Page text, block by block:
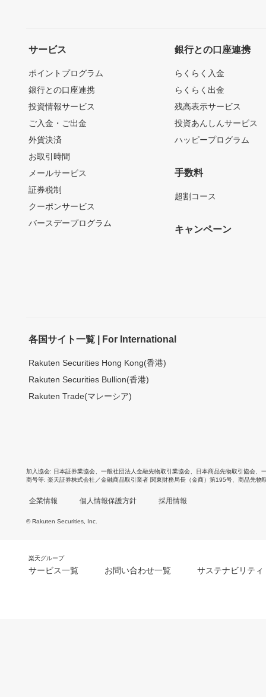
サービス
ポイントプログラム
銀行との口座連携
投資情報サービス
ご入金・ご出金
外貨決済
お取引時間
メールサービス
証券税制
クーポンサービス
バースデープログラム
銀行との口座連携
らくらく入金
らくらく出金
残高表示サービス
投資あんしんサービス
ハッピープログラム
手数料
超割コース
キャンペーン
各国サイト一覧 | For International
Rakuten Securities Hong Kong(香港)
Rakuten Securities Bullion(香港)
Rakuten Trade(マレーシア)
加入協会 日本証券業協会 一般社団法人金融先物取引業協会 日本商品先物取引協会
商号等 楽天証券株式会社／金融商品取引業者 関東財務局長（金商）第195号、商品先物
企業情報 個人情報保護方針 採用情報
© Rakuten Securities, Inc.
楽天グループ
サービス一覧 お問い合わせ一覧 サステナビリティ